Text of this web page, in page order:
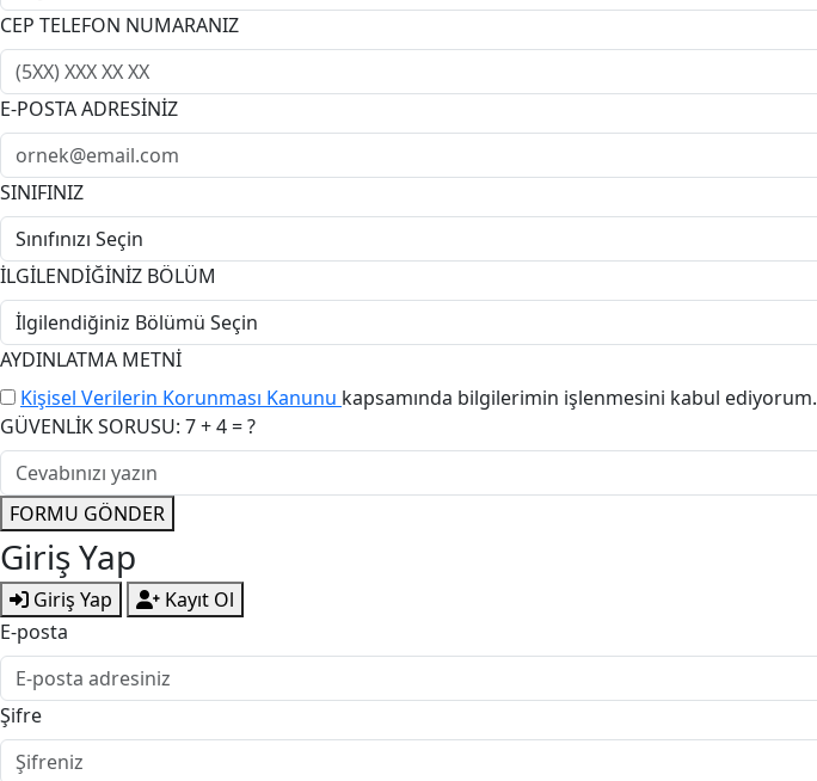
CEP TELEFON NUMARANIZ
E-POSTA ADRESİNİZ
SINIFINIZ
İLGİLENDİĞİNİZ BÖLÜM
AYDINLATMA METNİ
Kişisel Verilerin Korunması Kanunu kapsamında bilgilerimin işlenmesini kabul ediyorum.
GÜVENLİK SORUSU: 7 + 4 = ?
FORMU GÖNDER
Giriş Yap
Giriş Yap
Kayıt Ol
E-posta
Şifre